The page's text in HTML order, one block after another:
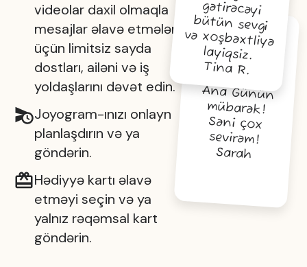
videolar daxil olmaqla
mesajlar əlavə etmələri
üçün limitsiz sayda
dostları, ailəni və iş
yoldaşlarını dəvət edin.
Joyogram-ınızı onlayn
planlaşdırın və ya
göndərin.
Hədiyyə kartı əlavə
etməyi seçin və ya
yalnız rəqəmsal kart
göndərin.
layiqsiz.
Tina R.
Dünyanın ən
yaxşı anasına
Ana Günün
mübarək!
Səni çox
sevirəm!
Sarah